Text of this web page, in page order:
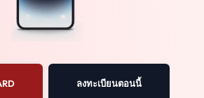
ลงทะเบียนตอนนี้